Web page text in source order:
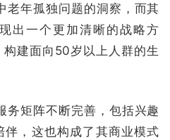
老年孤独问题的洞察，而其
出一个更加清晰的战略方
建面向50岁以上人群的生
务矩阵不断完善，包括兴趣
，这也构成了其商业模式